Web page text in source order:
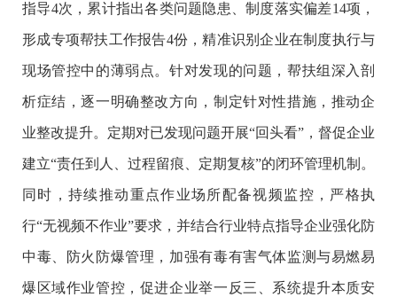
指导4次，累计指出各类问题隐患、制度落实偏差14项，
形成专项帮扶工作报告4份，精准识别企业在制度执行与
现场管控中的薄弱点。针对发现的问题，帮扶组深入剖
析症结，逐一明确整改方向，制定针对性措施，推动企
业整改提升。定期对已发现问题开展“回头看”，督促企业
建立“责任到人、过程留痕、定期复核”的闭环管理机制。
同时，持续推动重点作业场所配备视频监控，严格执
行“无视频不作业”要求，并结合行业特点指导企业强化防
中毒、防火防爆管理，加强有毒有害气体监测与易燃易
爆区域作业管控，促进企业举一反三、系统提升本质安